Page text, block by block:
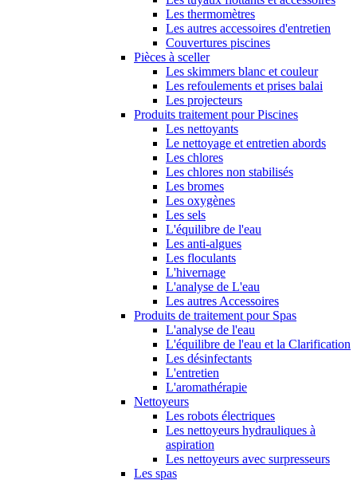
Les thermomètres
Les autres accessoires d'entretien
Couvertures piscines
Pièces à sceller
Les skimmers blanc et couleur
Les refoulements et prises balai
Les projecteurs
Produits traitement pour Piscines
Les nettoyants
Le nettoyage et entretien abords
Les chlores
Les chlores non stabilisés
Les bromes
Les oxygènes
Les sels
L'équilibre de l'eau
Les anti-algues
Les floculants
L'hivernage
L'analyse de L'eau
Les autres Accessoires
Produits de traitement pour Spas
L'analyse de l'eau
L'équilibre de l'eau et la Clarification
Les désinfectants
L'entretien
L'aromathérapie
Nettoyeurs
Les robots électriques
Les nettoyeurs hydrauliques à
aspiration
Les nettoyeurs avec surpresseurs
Les spas